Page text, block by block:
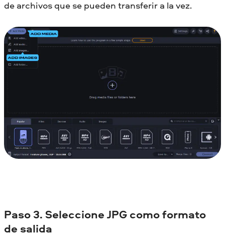
de archivos que se pueden transferir a la vez.
Paso 3. Seleccione JPG como formato
de salida